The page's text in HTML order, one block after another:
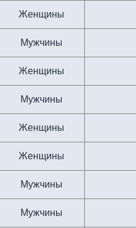
Женщины
Мужчины
Женщины
Мужчины
Женщины
Женщины
Мужчины
Мужчины